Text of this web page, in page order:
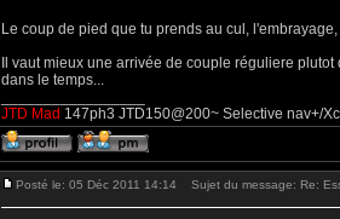
Le coup de pied que tu prends au cul,
Il vaut mieux une arrivée de couple réguliere
dans le temps...
JTD Mad 147ph3 JTD150@200~ Selective nav+/
Posté le: 05 Déc 2011 14:14 Sujet du message: Re: